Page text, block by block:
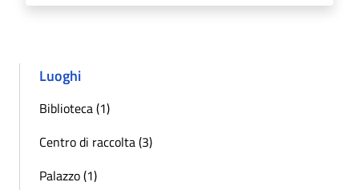
Luoghi
Biblioteca (1)
Centro di raccolta (3)
Palazzo (1)